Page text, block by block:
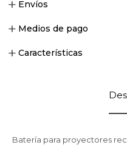
Envíos
Medios de pago
Características
Batería para proyectores